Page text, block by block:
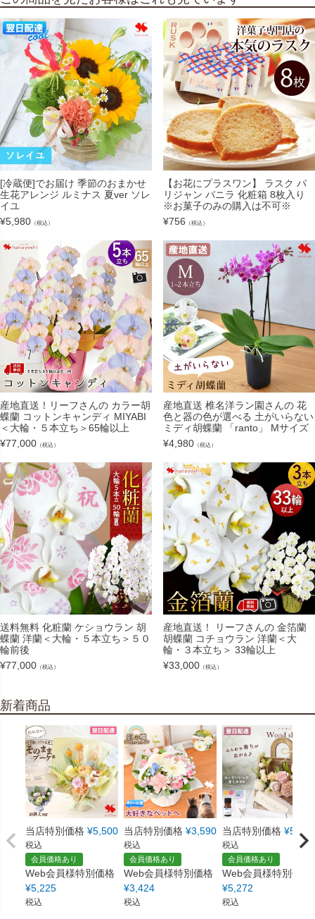
[冷蔵便]でお届け 季節のおまかせ
生花アレンジ ルミナス 夏ver ソレ
イユ
¥5,980 （税込）
【お花にプラスワン】 ラスク パ
リジャン バニラ 化粧箱 8枚入り
※お菓子のみの購入は不可※
¥756 （税込）
産地直送！リーフさんの カラー胡
蝶蘭 コットンキャンディ MIYABI
＜大輪・５本立ち＞65輪以上
¥77,000 （税込）
産地直送 椎名洋ラン園さんの 花
色と器の色が選べる 土がいらない
ミディ胡蝶蘭 「ranto」 Mサイズ
¥4,980 （税込）
送料無料 化粧蘭 ケショウラン 胡
蝶蘭 洋蘭＜大輪・５本立ち＞５０
輪前後
¥77,000 （税込）
産地直送！ リーフさんの 金箔蘭
胡蝶蘭 コチョウラン 洋蘭＜大
輪・３本立ち＞ 33輪以上
¥33,000 （税込）
新着商品
当店特別価格 ¥5,500
税込
会員価格あり
Web会員様特別価格
¥5,225
税込
当店特別価格 ¥3,590
税込
会員価格あり
Web会員様特別価格
¥3,424
税込
当店特別価格 ¥5,550
税込
会員価格あり
Web会員様特別価格
¥5,272
税込